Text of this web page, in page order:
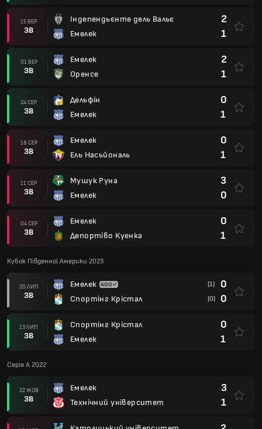
15 ВЕР
ЗВ
Індепендьєнте дель Вальє
Емелек
2
1
01 ВЕР
ЗВ
Емелек
Оренсе
2
1
24 СЕР
ЗВ
Дельфін
Емелек
0
1
18 СЕР
ЗВ
Емелек
Ель Насьйональ
0
1
11 СЕР
ЗВ
Мушук Руна
Емелек
3
0
04 СЕР
ЗВ
Емелек
Депортіво Куенка
0
1
Кубок Південної Америки 2023
20 ЛИП
ЗВ
Емелек
Спортінг Крістал
(1) 0
(0) 0
13 ЛИП
ЗВ
Спортінг Крістал
Емелек
0
1
Серія А 2022
22 ЖОВ
ЗВ
Емелек
Технічний університет
3
1